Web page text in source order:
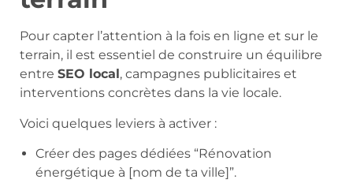
Pour capter l’attention à la fois en ligne et sur le
terrain, il est essentiel de construire un équilibre
entre SEO local , campagnes publicitaires et
interventions concrètes dans la vie locale.
Voici quelques leviers à activer :
Créer des pages dédiées “Rénovation
énergétique à [nom de ta ville]”.